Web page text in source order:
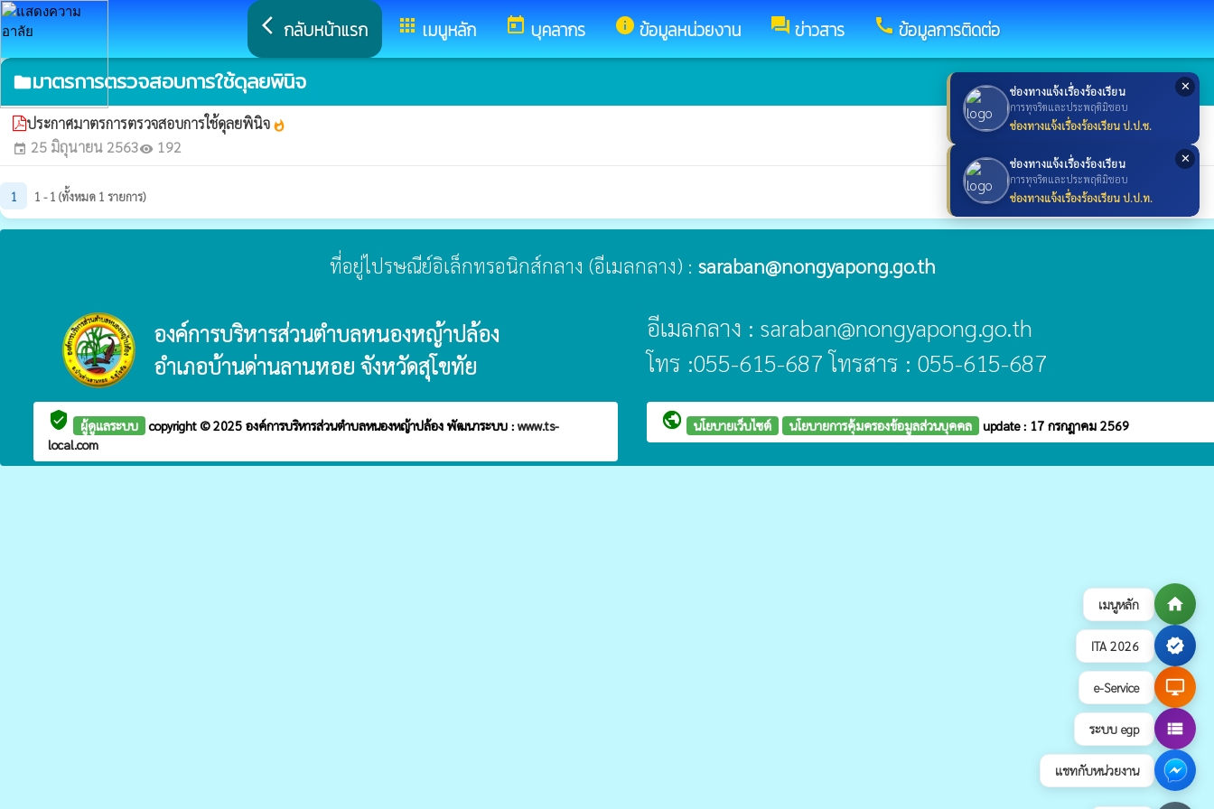
เมนูหลัก home
ITA 2026 verified
e-Service desktop_windows
ระบบ egp view_list
แชทกับหน่วยงาน
✕
ช่องทางแจ้งเรื่องร้องเรียน
การทุจริตและประพฤติมิชอบ
ช่องทางแจ้งเรื่องร้องเรียน ป.ป.ช.
✕
ช่องทางแจ้งเรื่องร้องเรียน
การทุจริตและประพฤติมิชอบ
ช่องทางแจ้งเรื่องร้องเรียน ป.ป.ท.
arrow_back_ios กลับหน้าแรก appsเมนูหลัก todayบุคลากร infoข้อมูลหน่วยงาน forumข่าวสาร callข้อมูลการติดต่อ
folderมาตรการตรวจสอบการใช้ดุลยพินิจ
ประกาศมาตรการตรวจสอบการใช้ดุลยพินิจ whatshot
event 25 มิถุนายน 2563visibility 192
1 1 - 1 (ทั้งหมด 1 รายการ)
ที่อยู่ไปรษณีย์อิเล็กทรอนิกส์กลาง (อีเมลกลาง) : saraban@nongyapong.go.th
องค์การบริหารส่วนตำบลหนองหญ้าปล้อง
อำเภอบ้านด่านลานหอย จังหวัดสุโขทัย
อีเมลกลาง : saraban@nongyapong.go.th
โทร :055-615-687 โทรสาร : 055-615-687
verified_user ผู้ดูแลระบบ copyright © 2025 องค์การบริหารส่วนตำบลหนองหญ้าปล้อง พัฒนาระบบ : www.ts-
local.com
public นโยบายเว็บไซต์ นโยบายการคุ้มครองข้อมูลส่วนบุคคล update : 17 กรกฎาคม 2569